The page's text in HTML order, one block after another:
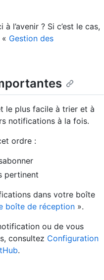
l’avenir ? Si c’est le cas,
Gestion des
le plus facile à trier et à
notifications à la fois.
ordre :
pertinent
dans votre boîte
boîte de réception ».
ou de vous
consultez Configuration
.